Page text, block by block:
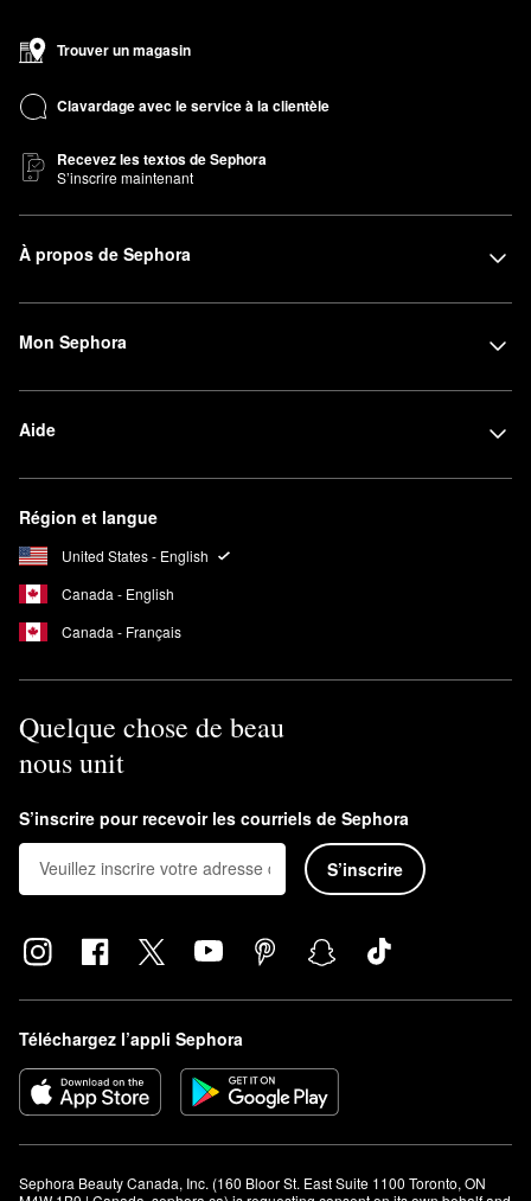
Trouver un magasin
Clavardage avec le service à la clientèle
Recevez les textos de Sephora
S’inscrire maintenant
À propos de Sephora
Mon Sephora
Aide
Région et langue
United States - English
Canada - English
Canada - Français
Quelque chose de beau
nous unit
S’inscrire pour recevoir les courriels de Sephora
S’inscrire
Téléchargez l’appli Sephora
Sephora Beauty Canada, Inc. (160 Bloor St. East Suite 1100 Toronto, ON